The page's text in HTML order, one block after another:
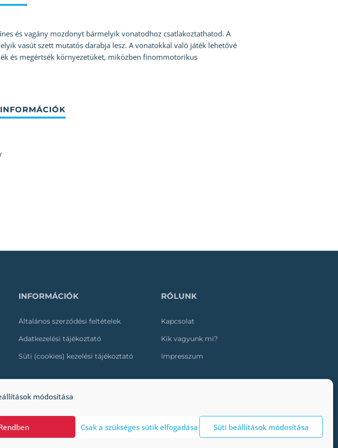
módosítása
Csak a szükséges sütik elfogadása Süti beállítások módosítása
és vagány mozdonyt bármelyik vonatodhoz csatlakoztathatod. A
vasút szett mutatós darabja lesz. A vonatokkal való játék lehetővé
és megértsék környezetüket, miközben finommotorikus
INFORMÁCIÓK
Általános szerződési feltételek
Adatkezelési tájékoztató
Süti (cookies) kezelési tájékoztató
RÓLUNK
Kapcsolat
Kik vagyunk mi?
Impresszum